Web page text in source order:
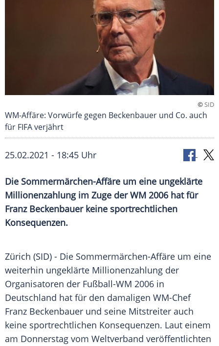
©SID
WM-Affäre: Vorwürfe gegen Beckenbauer und Co. auch
für FIFA verjährt
25.02.2021 - 18:45 Uhr
Die Sommermärchen-Affäre um eine ungeklärte
Millionenzahlungim Zuge der WM 2006 hat für
Franz Beckenbauerkeine sportrechtlichen
Konsequenzen.
Zürich (SID) - Die Sommermärchen-Affäre um eine
weiterhin ungeklärte Millionenzahlung der
Organisatoren der Fußball-WM 2006 in
Deutschland hat für den damaligen WM-Chef
Franz Beckenbauer und seine Mitstreiter auch
keine sportrechtlichen Konsequenzen. Laut einem
am Donnerstag vom Weltverband veröffentlichten